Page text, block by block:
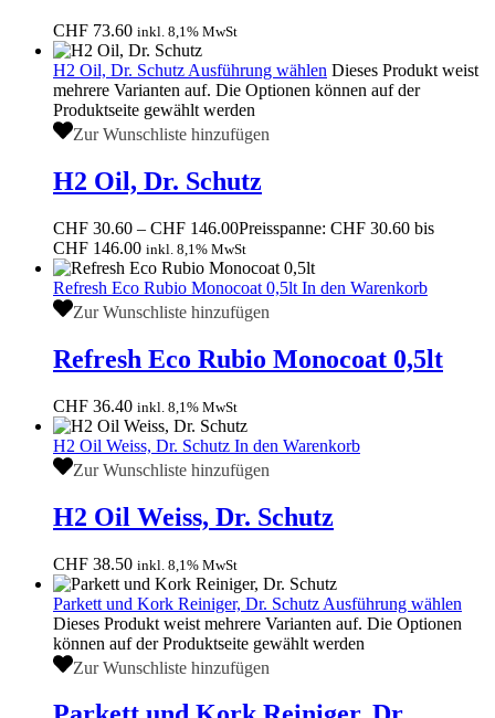
CHF 73.60 inkl. 8,1% MwSt
H2 Oil, Dr. Schutz Ausführung wählen Dieses Produkt weist
mehrere Varianten auf. Die Optionen können auf der
Produktseite gewählt werden
Zur Wunschliste hinzufügen
H2 Oil, Dr. Schutz
CHF 30.60 – CHF 146.00Preisspanne: CHF 30.60 bis
CHF 146.00 inkl. 8,1% MwSt
Refresh Eco Rubio Monocoat 0,5lt In den Warenkorb
Zur Wunschliste hinzufügen
Refresh Eco Rubio Monocoat 0,5lt
CHF 36.40 inkl. 8,1% MwSt
H2 Oil Weiss, Dr. Schutz In den Warenkorb
Zur Wunschliste hinzufügen
H2 Oil Weiss, Dr. Schutz
CHF 38.50 inkl. 8,1% MwSt
Parkett und Kork Reiniger, Dr. Schutz Ausführung wählen
Dieses Produkt weist mehrere Varianten auf. Die Optionen
können auf der Produktseite gewählt werden
Zur Wunschliste hinzufügen